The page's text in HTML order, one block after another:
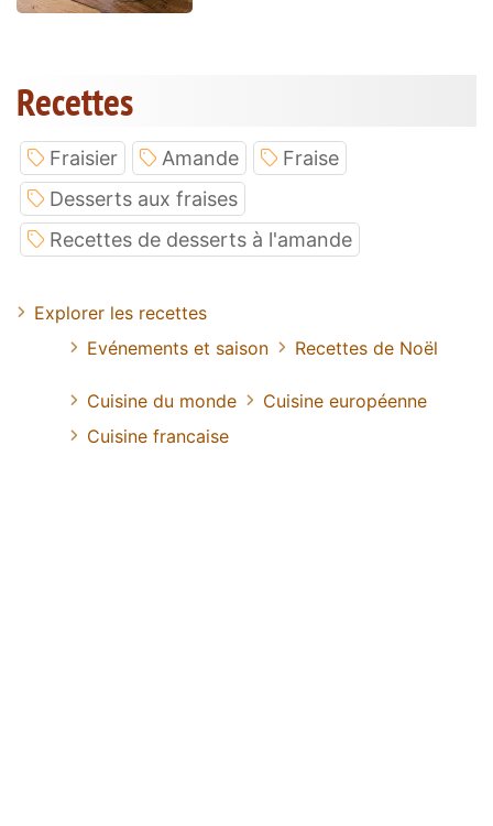
Recettes
Fraisier Amande
Fraise
Desserts aux fraises
Recettes de desserts à l'amande
Explorer les recettes
Evénements et saison
Recettes de Noël
Cuisine du monde
Cuisine européenne
Cuisine francaise